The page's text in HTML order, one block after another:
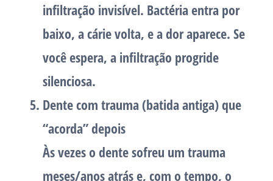
infiltração invisível. Bactéria entra por
baixo, a cárie volta, e a dor aparece. Se
você espera, a infiltração progride
silenciosa.
Dente com trauma (batida antiga) que
“acorda” depois
Às vezes o dente sofreu um trauma
meses/anos atrás e, com o tempo, o